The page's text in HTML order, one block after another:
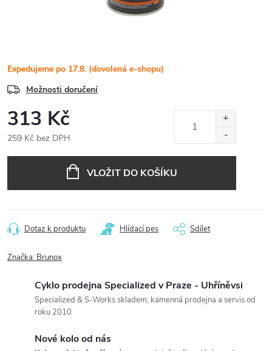
Expedujeme po 17.8. (dovolená e-shopu)
Možnosti doručení
313 Kč
259 Kč bez DPH
VLOŽIT DO KOŠÍKU
Dotaz k produktu Hlídací pes Sdílet
Značka: Brunox
Cyklo prodejna Specialized v Praze - Uhříněvsi
Specialized & S-Works skladem, kamenná prodejna a servis od
roku 2010
Nové kolo od nás